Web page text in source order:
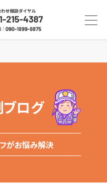
ログ
がお悩み解決